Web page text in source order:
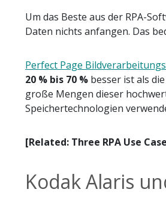
Um das Beste aus der RPA-
Daten nichts anfangen. Das
Perfect Page
20 % bis 70 % besser ist als
große Mengen dieser
Speichertechnologien
[Related: Three RPA Use
Kodak Alaris